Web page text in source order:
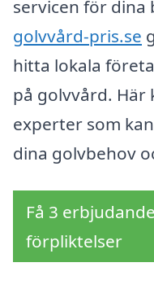
servicen för dina
golvvård-pris.se
hitta lokala
på golvvård. Här
experter som
dina golvbehov
Få 3
förpliktelser